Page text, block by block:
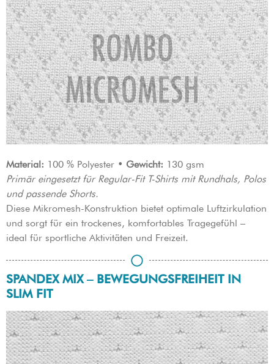
Material: 100 % Polyester • Gewicht: 130 gsm
Primär eingesetzt für Regular-Fit T-Shirts mit Rundhals, Polos
und passende Shorts.
Diese Mikromesh-Konstruktion bietet optimale Luftzirkulation
und sorgt für ein trockenes, komfortables Tragegefühl –
ideal für sportliche Aktivitäten und Freizeit.
SPANDEX MIX – BEWEGUNGSFREIHEIT IN
SLIM FIT